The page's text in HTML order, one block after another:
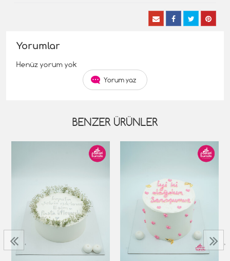
Yorumlar
Henüz yorum yok
Yorum yaz
BENZER ÜRÜNLER
‹ ›